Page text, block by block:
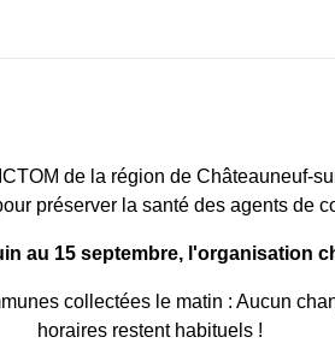
de la région de Châteauneuf-
préserver la santé des agents de
au 15 septembre, l'organisation
collectées le matin : Aucun
horaires restent habituels !